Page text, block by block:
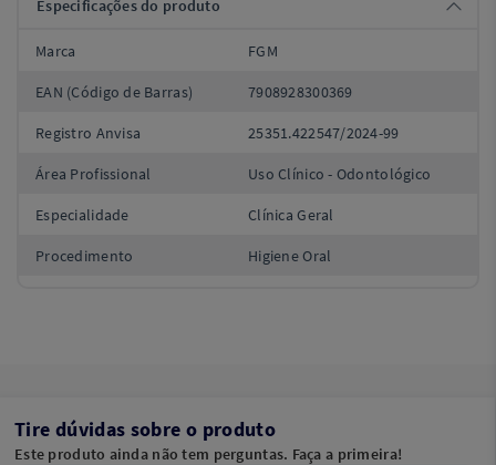
Especificações do produto
Marca FGM
EAN (Código de Barras) 7908928300369
Registro Anvisa 25351.422547/2024-99
Área Profissional Uso Clínico - Odontológico
Especialidade Clínica Geral
Procedimento Higiene Oral
Tire dúvidas sobre o produto
Este produto ainda não tem perguntas. Faça a primeira!